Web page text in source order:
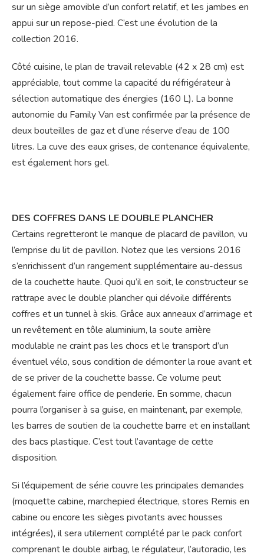
sur un siège amovible d’un confort relatif, et les jambes en
appui sur un repose-pied. C’est une évolution de la
collection 2016.
Côté cuisine, le plan de travail relevable (42 x 28 cm) est
appréciable, tout comme la capacité du réfrigérateur à
sélection automatique des énergies (160 L). La bonne
autonomie du Family Van est confirmée par la présence de
deux bouteilles de gaz et d’une réserve d’eau de 100
litres. La cuve des eaux grises, de contenance équivalente,
est également hors gel.
DES COFFRES DANS LE DOUBLE PLANCHER
Certains regretteront le manque de placard de pavillon, vu
l’emprise du lit de pavillon. Notez que les versions 2016
s’enrichissent d’un rangement supplémentaire au-dessus
de la couchette haute. Quoi qu’il en soit, le constructeur se
rattrape avec le double plancher qui dévoile différents
coffres et un tunnel à skis. Grâce aux anneaux d’arrimage et
un revêtement en tôle aluminium, la soute arrière
modulable ne craint pas les chocs et le transport d’un
éventuel vélo, sous condition de démonter la roue avant et
de se priver de la couchette basse. Ce volume peut
également faire office de penderie. En somme, chacun
pourra l’organiser à sa guise, en maintenant, par exemple,
les barres de soutien de la couchette barre et en installant
des bacs plastique. C’est tout l’avantage de cette
disposition.
Si l’équipement de série couvre les principales demandes
(moquette cabine, marchepied électrique, stores Remis en
cabine ou encore les sièges pivotants avec housses
intégrées), il sera utilement complété par le pack confort
comprenant le double airbag, le régulateur, l’autoradio, les